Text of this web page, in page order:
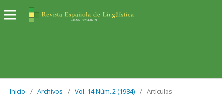
Inicio / Archivos / Vol. 14 Núm. 2 (1984) / Artículos